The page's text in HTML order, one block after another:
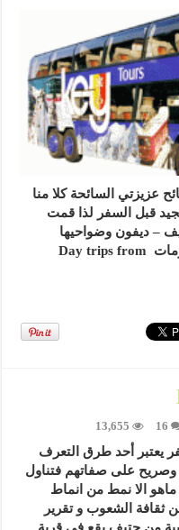
عزيزتي السائحة كلا منا
قبل السفر لذا قمت
لمنطقة جنيف – ديفون وضواحيها
بالاضافة لهذا التقرير لمزيد من المعلومات Day trips from
16
13,655
يعتبر أحد طرق التعرف
على صفاتهم فتناول
الا نمط من انماط
ثقافة الشعوب و تقرير